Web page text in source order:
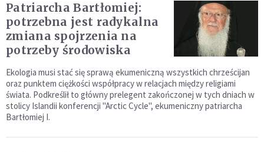
Patriarcha Bartłomiej:
potrzebna jest radykalna
zmiana spojrzenia na
potrzeby środowiska
Ekologia musi stać się sprawą ekumeniczną wszystkich chrześcijan
oraz punktem ciężkości współpracy w relacjach między religiami
świata. Podkreślił to główny prelegent zakończonej w tych dniach w
stolicy Islandii konferencji "Arctic Cycle", ekumeniczny patriarcha
Bartłomiej I.